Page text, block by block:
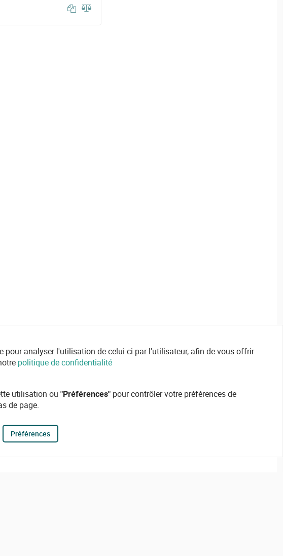
pour analyser l'utilisation de celui-ci par l'utilisateur, afin de vous offrir
politique de confidentialité
utilisation ou "Préférences" pour contrôler votre préférences de
de page.
Préférences